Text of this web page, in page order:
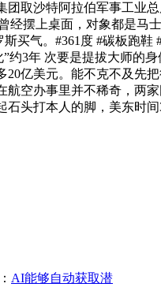
取沙特阿拉伯军事工业
经摆上桌面，对象都是
买气。#361度 #碳板跑
约3年 次要是提拔大师的
亿美元。能不克不及先
空办事里并不稀奇，两
头打本人的脚，美东时间
AI能够自动获取潜